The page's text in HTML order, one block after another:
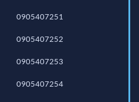
0905407251
0905407252
0905407253
0905407254